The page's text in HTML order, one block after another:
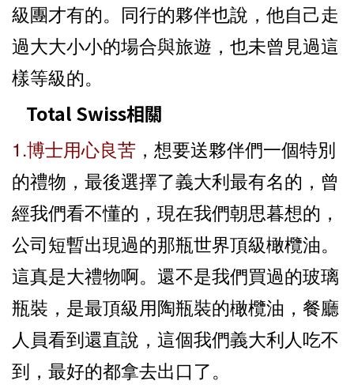
級團才有的。同行的夥伴也說，他自己走
過大大小小的場合與旅遊，也未曾見過這
樣等級的。
Total Swiss相關
1.博士用心良苦 ，想要送夥伴們一個特別
的禮物，最後選擇了義大利最有名的，曾
經我們看不懂的，現在我們朝思暮想的，
公司短暫出現過的那瓶世界頂級橄欖油。
這真是大禮物啊。還不是我們買過的玻璃
瓶裝，是最頂級用陶瓶裝的橄欖油，餐廳
人員看到還直說，這個我們義大利人吃不
到，最好的都拿去出口了。